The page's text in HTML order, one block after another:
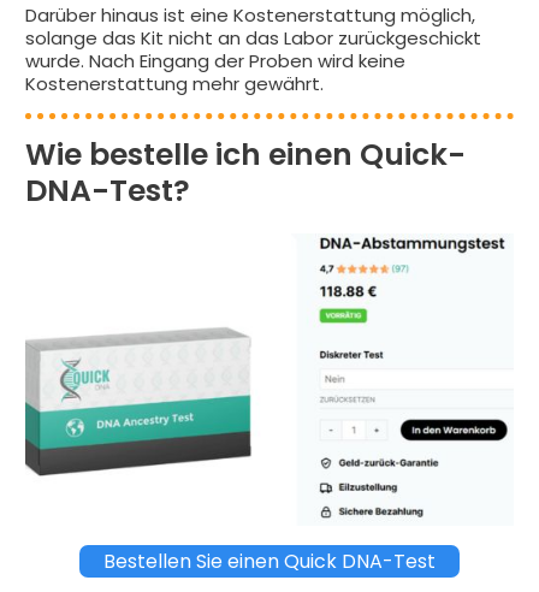
Darüber hinaus ist eine Kostenerstattung möglich,
solange das Kit nicht an das Labor zurückgeschickt
wurde. Nach Eingang der Proben wird keine
Kostenerstattung mehr gewährt.
Wie bestelle ich einen Quick-
DNA-Test?
Bestellen Sie einen Quick DNA-Test